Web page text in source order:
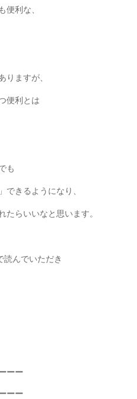
便利な、
りますが、
便利とは
も
できるようになり、
たらいいなと思います。
読んでいただき
ーー
ーー